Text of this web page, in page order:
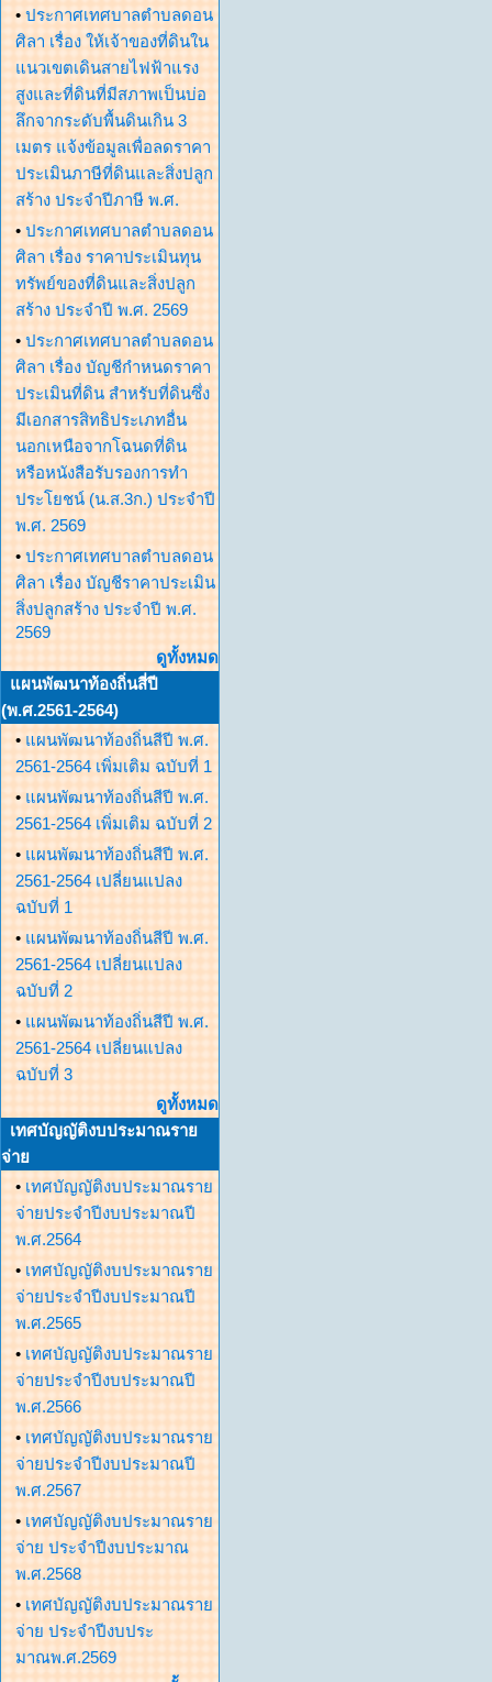
• ประกาศเทศบาลตำบลดอน
ศิลา เรื่อง ให้เจ้าของที่ดินใน
แนวเขตเดินสายไฟฟ้าแรง
สูงและที่ดินที่มีสภาพเป็นบ่อ
ลึกจากระดับพื้นดินเกิน 3
เมตร แจ้งข้อมูลเพื่อลดราคา
ประเมินภาษีที่ดินและสิ่งปลูก
สร้าง ประจำปีภาษี พ.ศ.
• ประกาศเทศบาลตำบลดอน
ศิลา เรื่อง ราคาประเมินทุน
ทรัพย์ของที่ดินและสิ่งปลูก
สร้าง ประจำปี พ.ศ. 2569
• ประกาศเทศบาลตำบลดอน
ศิลา เรื่อง บัญชีกำหนดราคา
ประเมินที่ดิน สำหรับที่ดินซึ่ง
มีเอกสารสิทธิประเภทอื่น
นอกเหนือจากโฉนดที่ดิน
หรือหนังสือรับรองการทำ
ประโยชน์ (น.ส.3ก.) ประจำปี
พ.ศ. 2569
• ประกาศเทศบาลตำบลดอน
ศิลา เรื่อง บัญชีราคาประเมิน
สิ่งปลูกสร้าง ประจำปี พ.ศ.
2569
ดูทั้งหมด
แผนพัฒนาท้องถิ่นสี่ปี
(พ.ศ.2561-2564)
• แผนพัฒนาท้องถิ่นสีปี พ.ศ.
2561-2564 เพิ่มเติม ฉบับที่ 1
• แผนพัฒนาท้องถิ่นสีปี พ.ศ.
2561-2564 เพิ่มเติม ฉบับที่ 2
• แผนพัฒนาท้องถิ่นสีปี พ.ศ.
2561-2564 เปลี่ยนแปลง
ฉบับที่ 1
• แผนพัฒนาท้องถิ่นสีปี พ.ศ.
2561-2564 เปลี่ยนแปลง
ฉบับที่ 2
• แผนพัฒนาท้องถิ่นสีปี พ.ศ.
2561-2564 เปลี่ยนแปลง
ฉบับที่ 3
ดูทั้งหมด
เทศบัญญัติงบประมาณราย
จ่าย
• เทศบัญญัติงบประมาณราย
จ่ายประจำปีงบประมาณปี
พ.ศ.2564
• เทศบัญญัติงบประมาณราย
จ่ายประจำปีงบประมาณปี
พ.ศ.2565
• เทศบัญญัติงบประมาณราย
จ่ายประจำปีงบประมาณปี
พ.ศ.2566
• เทศบัญญัติงบประมาณราย
จ่ายประจำปีงบประมาณปี
พ.ศ.2567
• เทศบัญญัติงบประมาณราย
จ่าย ประจำปีงบประมาณ
พ.ศ.2568
• เทศบัญญัติงบประมาณราย
จ่าย ประจำปีงบประ
มาณพ.ศ.2569